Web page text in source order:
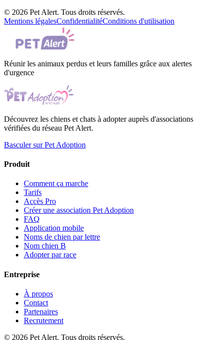
© 2026 Pet Alert. Tous droits réservés.
Mentions légalesConfidentialitéConditions d'utilisation
Réunir les animaux perdus et leurs familles grâce aux alertes
d'urgence
Découvrez les chiens et chats à adopter auprès d'associations
vérifiées du réseau Pet Alert.
Basculer sur Pet Adoption
Produit
Comment ça marche
Tarifs
Accès Pro
Créer une association Pet Adoption
FAQ
Application mobile
Noms de chien par lettre
Nom chien B
Adopter par race
Entreprise
À propos
Contact
Partenaires
Recrutement
© 2026 Pet Alert. Tous droits réservés.